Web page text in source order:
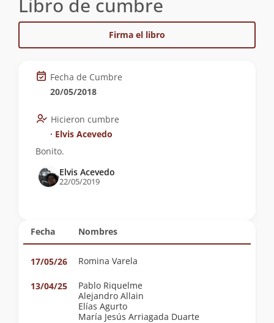
Libro de cumbre
Firma el libro
Fecha Nombres
17/05/26 Romina Varela
13/04/25
Pablo Riquelme
Alejandro Allain
Elías Agurto
María Jesús Arriagada Duarte
Fecha de Cumbre
20/05/2018
Hicieron cumbre
∙ Elvis Acevedo
Bonito.
Elvis Acevedo
22/05/2019